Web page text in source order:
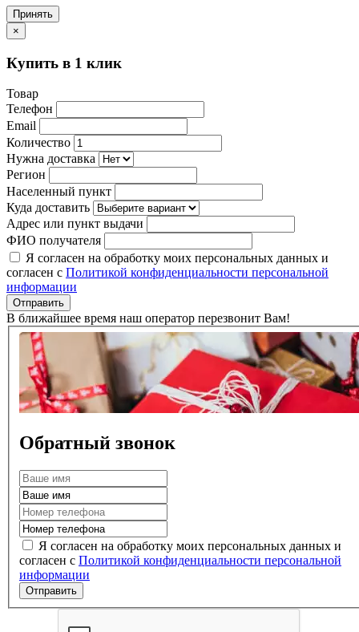
Принять
×
Купить в 1 клик
Товар
Телефон
Email
Количество
Нужна доставка
Регион
Населенный пункт
Куда доставить
Адрес или пункт выдачи
ФИО получателя
Я согласен на обработку моих персональных данных и
согласен с Политикой конфиденциальности персональной
информации
Отправить
В ближайшее время наш оператор перезвонит Вам!
Обратный звонок
согласен с Политикой конфиденциальности персональной
информации
Отправить